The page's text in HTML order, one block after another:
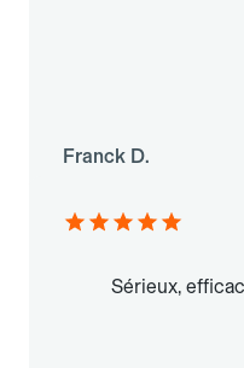
Franck D.
Sérieux,